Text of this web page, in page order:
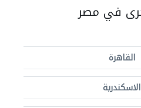
في مصر
القاهرة
الاسكندرية